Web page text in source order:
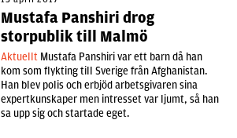
Mustafa Panshiri drog
storpublik till Malmö
Aktuellt Mustafa Panshiri var ett barn då han
kom som flykting till Sverige från Afghanistan.
Han blev polis och erbjöd arbetsgivaren sina
expertkunskaper men intresset var ljumt, så han
sa upp sig och startade eget.